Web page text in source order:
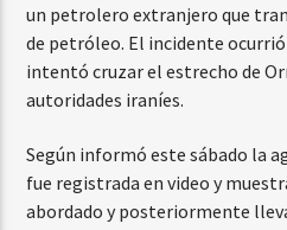
un petrolero extranjero que
de petróleo. El incidente
intentó cruzar el estrecho de
autoridades iraníes.
Según informó este sábado la
fue registrada en video y
abordado y posteriormente